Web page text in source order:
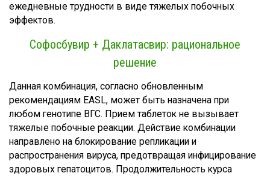
ежедневные трудности в виде тяжелых побочных
эффектов.
Софосбувир + Даклатасвир: рациональное
решение
Данная комбинация, согласно обновленным
рекомендациям EASL, может быть назначена при
любом генотипе ВГС. Прием таблеток не вызывает
тяжелые побочные реакции. Действие комбинации
направлено на блокирование репликации и
распространения вируса, предотвращая инфицирование
здоровых гепатоцитов. Продолжительность курса